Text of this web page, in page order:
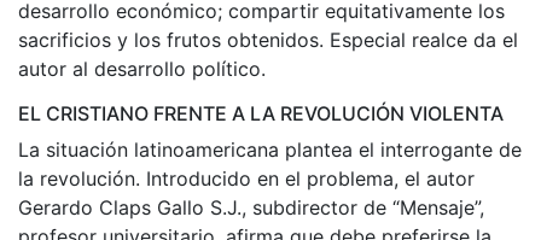
desarrollo económico; compartir equitativamente los
sacrificios y los frutos obtenidos. Especial realce da el
autor al desarrollo político.
EL CRISTIANO FRENTE A LA REVOLUCIÓN VIOLENTA
La situación latinoamericana plantea el interrogante de
la revolución. Introducido en el problema, el autor
Gerardo Claps Gallo S.J., subdirector de “Mensaje”,